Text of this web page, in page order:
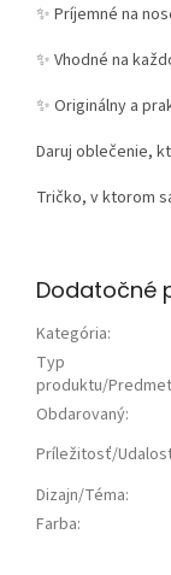
✨ Príjemné na
✨ Vhodné na
✨ Originálny a
Daruj oblečenie,
Tričko, v ktorom
Dodatočné
Kategória:
Typ
produktu/Predmet
Obdarovaný:
Príležitosť/
Dizajn/Téma:
Farba: